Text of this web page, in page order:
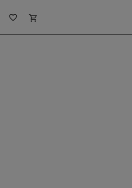
favorite_border shopping_cart